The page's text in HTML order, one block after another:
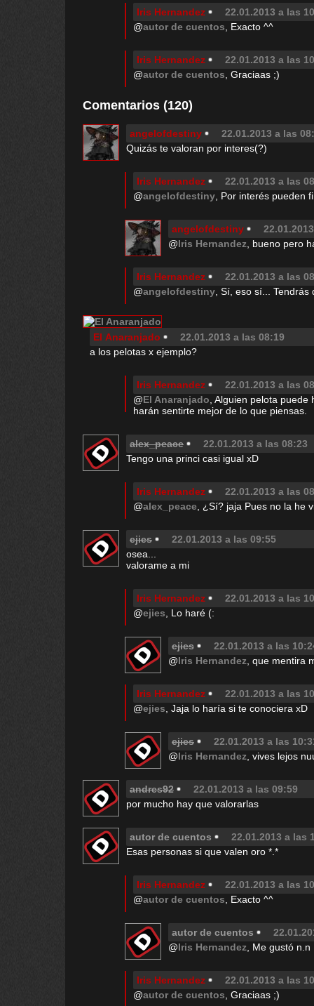
Iris Hernandez
22.01.2013 a las
@autor de cuentos , Exacto ^^
Iris Hernandez
22.01.2013 a las
@autor de cuentos , Graciaas ;)
Comentarios (120)
angelofdestiny
22.01.2013 a las
Quizás te valoran por interes(?)
Iris Hernandez
22.01.2013 a las
@angelofdestiny , Por interés pueden
angelofdestiny
@Iris Hernandez , bueno pero
Iris Hernandez
22.01.2013 a las
@angelofdestiny , Sí, eso sí...
El Anaranjado
22.01.2013 a las 08:19
a los pelotas x ejemplo?
Iris Hernandez
22.01.2013 a las
@El Anaranjado , Alguien pelota
harán sentirte mejor de lo que piensas.
alex_peace
22.01.2013 a las 08:23
Tengo una princi casi igual xD
Iris Hernandez
22.01.2013 a las
@alex_peace , ¿Sí? jaja Pues no la he
ejies
22.01.2013 a las 09:55
osea...
valorame a mi
Iris Hernandez
22.01.2013 a las
@ejies , Lo haré (:
ejies
22.01.2013 a las
@Iris Hernandez , que mentira
Iris Hernandez
22.01.2013 a las
@ejies , Jaja lo haría si te conociera xD
ejies
22.01.2013 a las
@Iris Hernandez , vives lejos
andres92
22.01.2013 a las 09:59
por mucho hay que valorarlas
autor de cuentos
22.01.2013 a las
Esas personas si que valen oro *.*
Iris Hernandez
22.01.2013 a las
@autor de cuentos , Exacto ^^
autor de cuentos
@Iris Hernandez , Me gustó n.n
Iris Hernandez
22.01.2013 a las
@autor de cuentos , Graciaas ;)